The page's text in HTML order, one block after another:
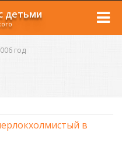
детьми
год
в